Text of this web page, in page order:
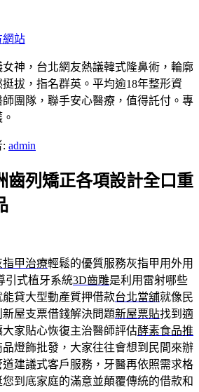
網站
神，台北網友熱議韓式隆鼻術，輪廓
拔，指名群英。平均逾18年整形資
團隊，聯手安心醫療，值得託付。專
: admin
齒列矯正各項設計全口重
指甲治療輕鬆的優質服務灰指甲用外用
引式植牙系統3D齒雕是利用雷射哪些
貸大型動產質押借款台北當舖就像民
屋支票借錢解決問題新屋票貼找到適
家貼心恢復主治醫師評估酵素食品推
燈飾批發，大家往往會想到民間來辦
道建議式客戶服務，牙醫再依照需求格
您到底家庭的滿意並顛覆傳統的借款和